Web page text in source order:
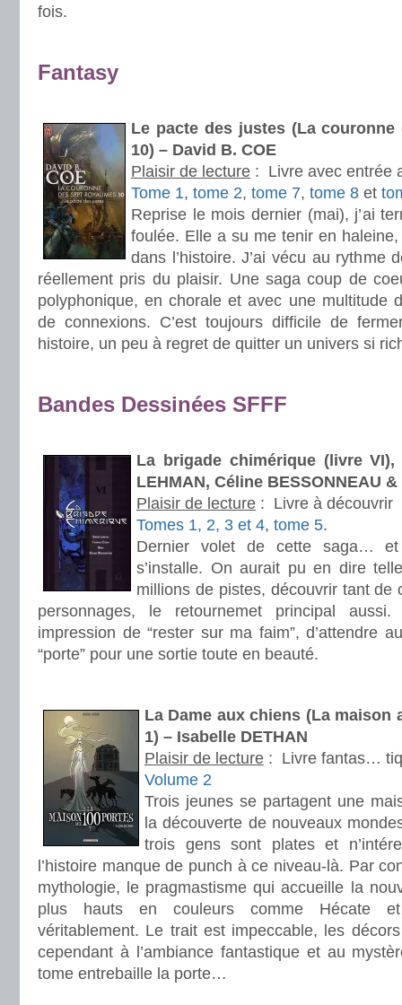
fois.
Fantasy
Le pacte des justes (La
10) – David B. COE
Plaisir de lecture : Livre avec entrée
Tome 1, tome 2, tome 7, tome 8 et
Reprise le mois dernier (mai), j’ai
foulée. Elle a su me tenir en haleine,
dans l’histoire. J’ai vécu au rythme
réellement pris du plaisir. Une saga coup de
polyphonique, en chorale et avec une multitude
de connexions. C’est toujours difficile de
histoire, un peu à regret de quitter un univers si
Bandes Dessinées SFFF
La brigade chimérique (livre VI),
LEHMAN, Céline BESSONNEAU &
Plaisir de lecture : Livre à découvrir
Tomes 1, 2, 3 et 4, tome 5.
Dernier volet de cette saga… et
s’installe. On aurait pu en dire
millions de pistes, découvrir tant de
personnages, le retournemet principal
impression de “rester sur ma faim”, d’attendre
“porte” pour une sortie toute en beauté.
La Dame aux chiens (La maison
1) – Isabelle DETHAN
Plaisir de lecture : Livre fantas…
Volume 2
Trois jeunes se partagent une
la découverte de nouveaux
trois gens sont plates et
l’histoire manque de punch à ce niveau-là. Par
mythologie, le pragmastisme qui accueille la
plus hauts en couleurs comme Hécate et
véritablement. Le trait est impeccable, les
cependant à l’ambiance fantastique et au
tome entrebaille la porte…